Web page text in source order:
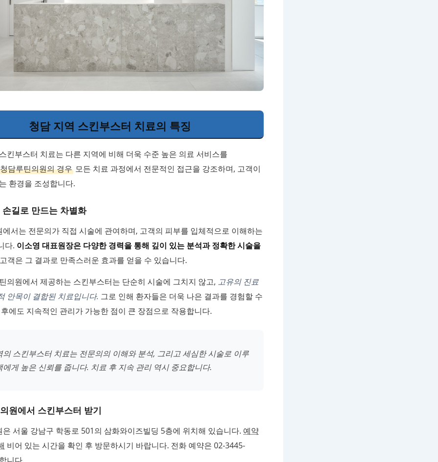
청담 지역 스킨부스터 치료의 특징
킨부스터 치료는 다른 지역에 비해 더욱 수준 높은 의료 서비스를
청담루틴의원의 경우 모든 치료 과정에서 전문적인 접근을 강조하며, 고객이
환경을 조성합니다.
길로 만드는 차별화
에서는 전문의가 직접 시술에 관여하며, 고객의 피부를 입체적으로 이해하는
다. 이소영 대표원장은 다양한 경력을 통해 깊이 있는 분석과 정확한 시술을
고객은 그 결과로 만족스러운 효과를 얻을 수 있습니다.
의원에서 제공하는 스킨부스터는 단순히 시술에 그치지 않고, 고유의 진료
안목이 결합된 치료입니다. 그로 인해 환자들은 더욱 나은 결과를 경험할 수
에도 지속적인 관리가 가능한 점이 큰 장점으로 작용합니다.
의 스킨부스터 치료는 전문의의 이해와 분석, 그리고 세심한 시술로 이루
에게 높은 신뢰를 줍니다. 치료 후 지속 관리 역시 중요합니다.
원에서 스킨부스터 받기
은 서울 강남구 학동로 501의 삼화와이즈빌딩 5층에 위치해 있습니다. 예약
비어 있는 시간을 확인 후 방문하시기 바랍니다. 전화 예약은 02-3445-